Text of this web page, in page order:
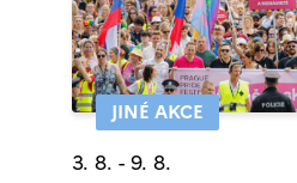
JINÉ AKCE
3. 8. - 9. 8.